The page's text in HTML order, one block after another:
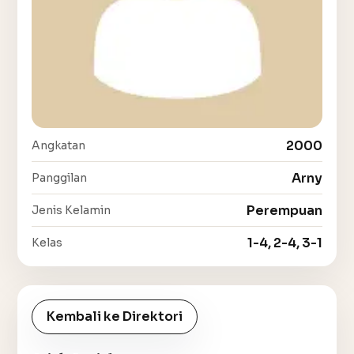
Angkatan 2000
Panggilan Arny
Jenis Kelamin Perempuan
Kelas 1-4, 2-4, 3-1
Kembali ke Direktori